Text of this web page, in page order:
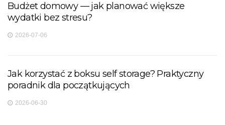
Budżet domowy — jak planować większe
wydatki bez stresu?
2026-07-06
Jak korzystać z boksu self storage? Praktyczny
poradnik dla początkujących
2026-06-30